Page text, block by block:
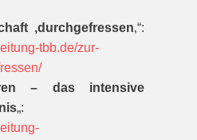
‚durchgefressen‚“:
tbb.de/zur-
– das intensive
„: